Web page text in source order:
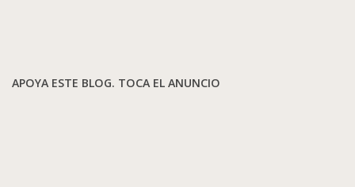
APOYA ESTE BLOG. TOCA EL ANUNCIO